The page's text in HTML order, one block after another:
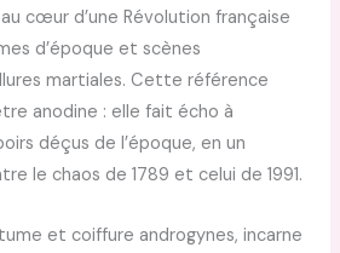
cœur d’une Révolution française
d’époque et scènes
martiales. Cette référence
anodine : elle fait écho à
déçus de l’époque, en un
le chaos de 1789 et celui de 1991.
et coiffure androgynes, incarne